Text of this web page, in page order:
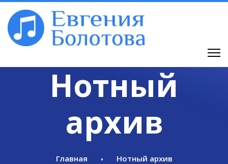
Нотный
архив
Главная
Нотный архив